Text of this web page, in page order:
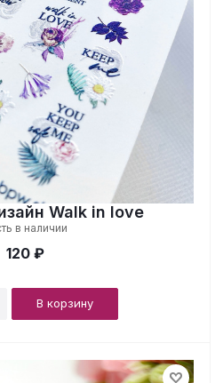
Walk in love
в наличии
120 ₽
В корзину